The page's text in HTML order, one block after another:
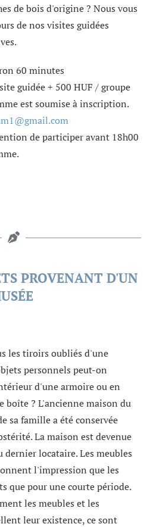
de bois d'origine ? Nous vous
de nos visites guidées
60 minutes
guidée + 500 HUF / groupe
est soumise à inscription.
de participer avant 18h00
PROVENANT D'UN
les tiroirs oubliés d'une
personnels peut-on
d'une armoire ou en
boîte ? L'ancienne maison du
sa famille a été conservée
La maison est devenue
dernier locataire. Les meubles
l'impression que les
que pour une courte période.
les meubles et les
leur existence, ce sont